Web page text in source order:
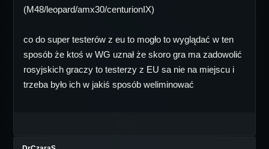
(M48/leopard/amx30/centurionIX)
co do super testerów z eu to mogło to wyglądać w ten
sposób że ktoś w WG uznał że skoro gra ma zadowolić
rosyjskich graczy to testerzy z EU sa nie na miejscu i
trzeba było ich w jakiś sposób weliminować